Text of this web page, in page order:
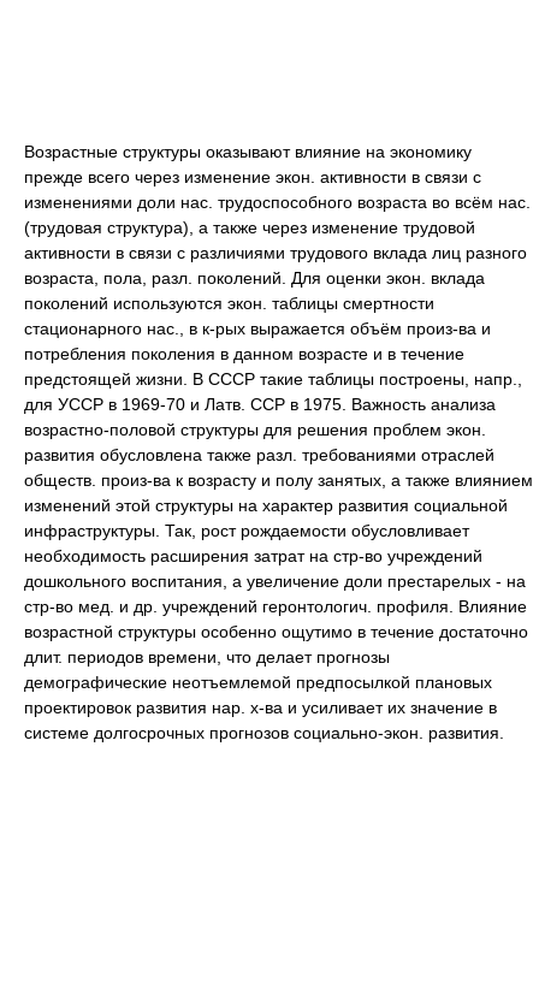
Возрастные структуры оказывают влияние на экономику
прежде всего через изменение экон. активности в связи с
изменениями доли нас. трудоспособного возраста во всём нас.
(трудовая структура), а также через изменение трудовой
активности в связи с различиями трудового вклада лиц разного
возраста, пола, разл. поколений. Для оценки экон. вклада
поколений используются экон. таблицы смертности
стационарного нас., в к-рых выражается объём произ-ва и
потребления поколения в данном возрасте и в течение
предстоящей жизни. В СССР такие таблицы построены, напр.,
для УССР в 1969-70 и Латв. ССР в 1975. Важность анализа
возрастно-половой структуры для решения проблем экон.
развития обусловлена также разл. требованиями отраслей
обществ. произ-ва к возрасту и полу занятых, а также влиянием
изменений этой структуры на характер развития социальной
инфраструктуры. Так, рост рождаемости обусловливает
необходимость расширения затрат на стр-во учреждений
дошкольного воспитания, а увеличение доли престарелых - на
стр-во мед. и др. учреждений геронтологич. профиля. Влияние
возрастной структуры особенно ощутимо в течение достаточно
длит. периодов времени, что делает прогнозы
демографические неотъемлемой предпосылкой плановых
проектировок развития нар. х-ва и усиливает их значение в
системе долгосрочных прогнозов социально-экон. развития.